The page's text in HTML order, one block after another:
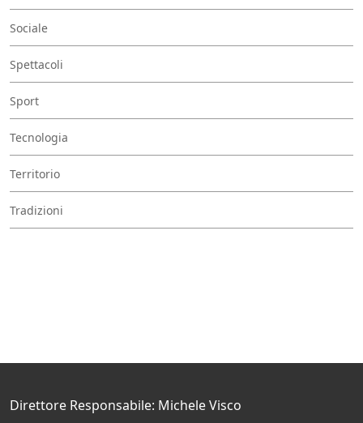
Sociale
Spettacoli
Sport
Tecnologia
Territorio
Tradizioni
Direttore Responsabile: Michele Visco